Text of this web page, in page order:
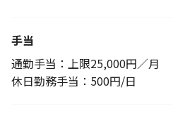
手当
通勤手当：上限25,000円／月
休日勤務手当：500円/日